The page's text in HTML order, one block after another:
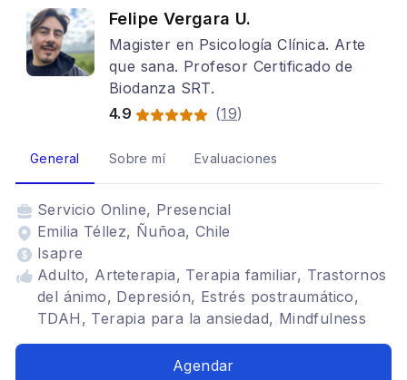
Felipe Vergara U.
Magister en Psicología Clínica. Arte
que sana. Profesor Certificado de
Biodanza SRT.
4.9
(19)
General Sobre mí Evaluaciones
Servicio Online, Presencial
Emilia Téllez, Ñuñoa, Chile
Isapre
Adulto, Arteterapia, Terapia familiar, Trastornos
del ánimo, Depresión, Estrés postraumático,
TDAH, Terapia para la ansiedad, Mindfulness
Agendar